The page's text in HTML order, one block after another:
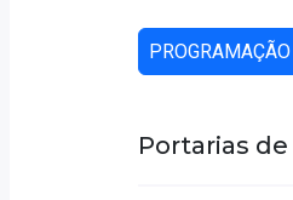
Portarias